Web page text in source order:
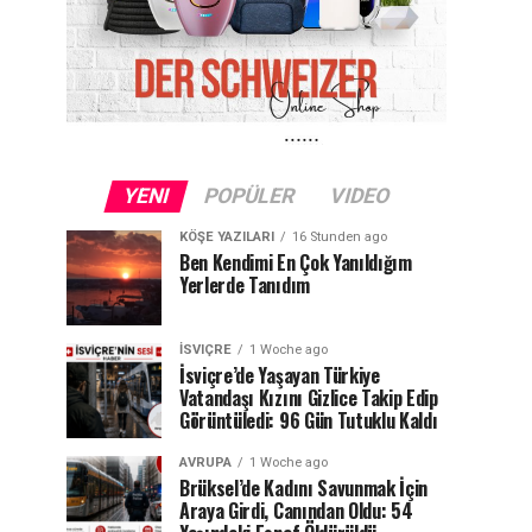
YENI POPÜLER VIDEO
KÖŞE YAZILARI 16 Stunden ago
Ben Kendimi En Çok Yanıldığım
Yerlerde Tanıdım
İSVIÇRE 1 Woche ago
İsviçre’de Yaşayan Türkiye
Vatandaşı Kızını Gizlice Takip Edip
Görüntüledi: 96 Gün Tutuklu Kaldı
AVRUPA 1 Woche ago
Brüksel’de Kadını Savunmak İçin
Araya Girdi, Canından Oldu: 54